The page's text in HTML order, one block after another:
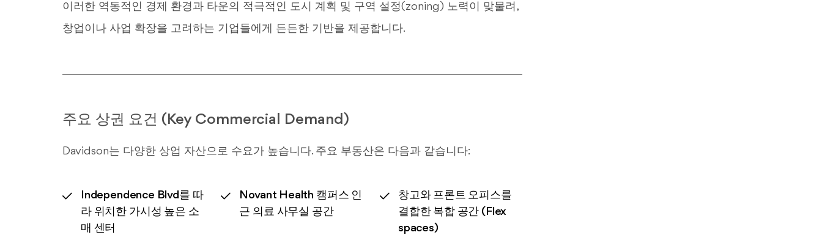
이러한 역동적인 경제 환경과 타운의 적극적인 도시 계획 및 구역 설정(zoning) 노력이 맞물려,
창업이나 사업 확장을 고려하는 기업들에게 든든한 기반을 제공합니다.
주요 상권 요건 (Key Commercial Demand)
Davidson는 다양한 상업 자산으로 수요가 높습니다. 주요 부동산은 다음과 같습니다:
Independence Blvd를 따
라 위치한 가시성 높은 소
매 센터
Novant Health 캠퍼스 인
근 의료 사무실 공간
창고와 프론트 오피스를
결합한 복합 공간 (Flex
spaces)